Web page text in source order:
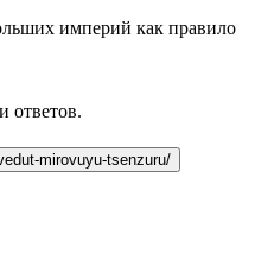
империй как правило
ответов.
mirovuyu-tsenzuru/